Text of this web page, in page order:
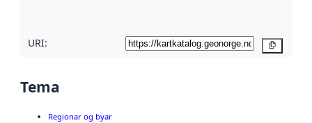
URI:
Tema
Regionar og byar